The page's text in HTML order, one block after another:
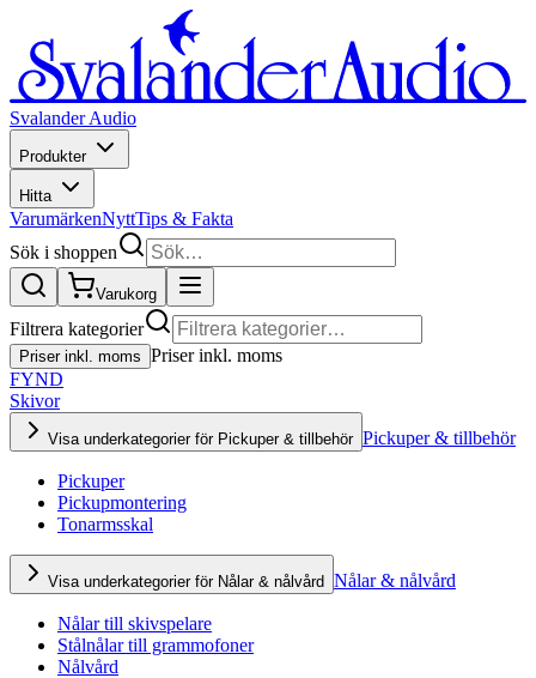
Svalander Audio
Produkter
Hitta
VarumärkenNyttTips & Fakta
Sök i shoppen
Varukorg
Filtrera kategorier
Priser inkl. moms Priser inkl. moms
FYND
Skivor
Visa underkategorier för Pickuper & tillbehör Pickuper & tillbehör
Pickuper
Pickupmontering
Tonarmsskal
Visa underkategorier för Nålar & nålvård Nålar & nålvård
Nålar till skivspelare
Stålnålar till grammofoner
Nålvård